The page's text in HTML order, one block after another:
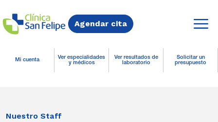
Agendar cita
Mi cuenta
Ver especialidades
y médicos
Ver resultados de
laboratorio
Solicitar un
presupuesto
Nuestro Staff